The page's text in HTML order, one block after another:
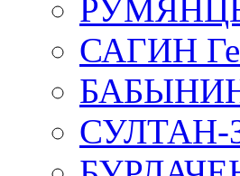
САГИН
СУЛТАН-